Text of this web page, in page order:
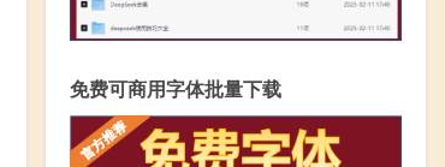
免费可商用字体批量下载